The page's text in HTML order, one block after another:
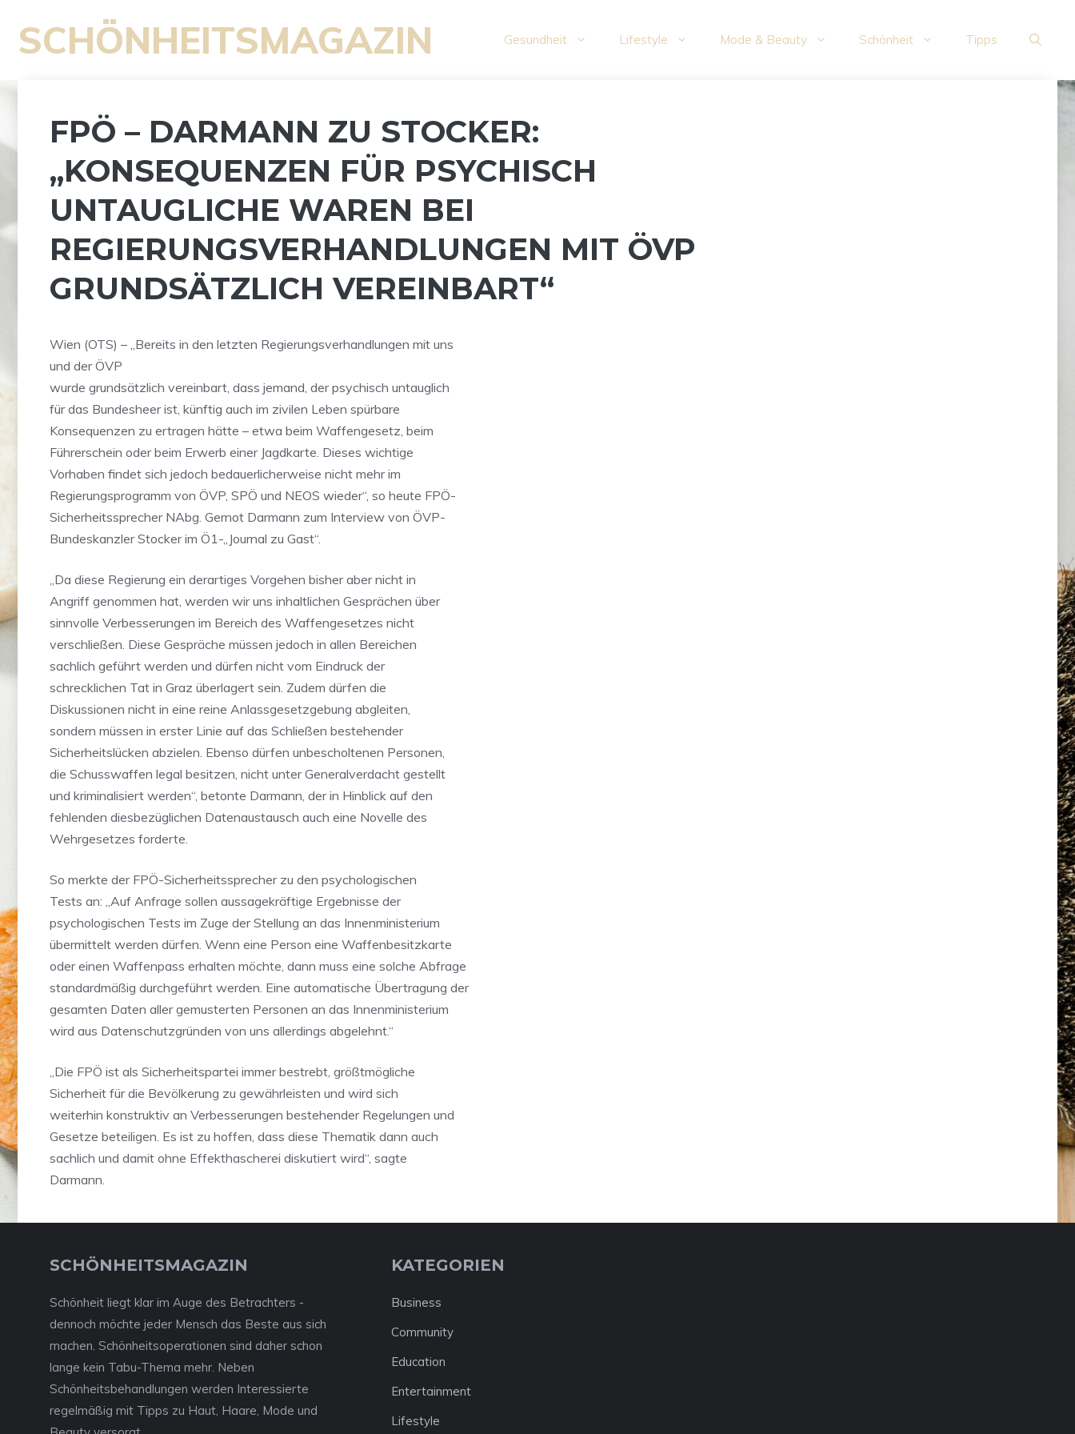
Inhalt
springen
SCHÖNHEITSMAGAZIN Gesundheit Lifestyle Mode & Beauty Schönheit Tipps
FPÖ – DARMANN ZU STOCKER:
„KONSEQUENZEN FÜR PSYCHISCH
UNTAUGLICHE WAREN BEI
REGIERUNGSVERHANDLUNGEN MIT ÖVP
GRUNDSÄTZLICH VEREINBART“
Wien (OTS) – „Bereits in den letzten Regierungsverhandlungen mit uns
und der ÖVP
wurde grundsätzlich vereinbart, dass jemand, der psychisch untauglich
für das Bundesheer ist, künftig auch im zivilen Leben spürbare
Konsequenzen zu ertragen hätte – etwa beim Waffengesetz, beim
Führerschein oder beim Erwerb einer Jagdkarte. Dieses wichtige
Vorhaben findet sich jedoch bedauerlicherweise nicht mehr im
Regierungsprogramm von ÖVP, SPÖ und NEOS wieder“, so heute FPÖ-
Sicherheitssprecher NAbg. Gernot Darmann zum Interview von ÖVP-
Bundeskanzler Stocker im Ö1-„Journal zu Gast“.
„Da diese Regierung ein derartiges Vorgehen bisher aber nicht in
Angriff genommen hat, werden wir uns inhaltlichen Gesprächen über
sinnvolle Verbesserungen im Bereich des Waffengesetzes nicht
verschließen. Diese Gespräche müssen jedoch in allen Bereichen
sachlich geführt werden und dürfen nicht vom Eindruck der
schrecklichen Tat in Graz überlagert sein. Zudem dürfen die
Diskussionen nicht in eine reine Anlassgesetzgebung abgleiten,
sondern müssen in erster Linie auf das Schließen bestehender
Sicherheitslücken abzielen. Ebenso dürfen unbescholtenen Personen,
die Schusswaffen legal besitzen, nicht unter Generalverdacht gestellt
und kriminalisiert werden“, betonte Darmann, der in Hinblick auf den
fehlenden diesbezüglichen Datenaustausch auch eine Novelle des
Wehrgesetzes forderte.
So merkte der FPÖ-Sicherheitssprecher zu den psychologischen
Tests an: „Auf Anfrage sollen aussagekräftige Ergebnisse der
psychologischen Tests im Zuge der Stellung an das Innenministerium
übermittelt werden dürfen. Wenn eine Person eine Waffenbesitzkarte
oder einen Waffenpass erhalten möchte, dann muss eine solche Abfrage
standardmäßig durchgeführt werden. Eine automatische Übertragung der
gesamten Daten aller gemusterten Personen an das Innenministerium
wird aus Datenschutzgründen von uns allerdings abgelehnt.“
„Die FPÖ ist als Sicherheitspartei immer bestrebt, größtmögliche
Sicherheit für die Bevölkerung zu gewährleisten und wird sich
weiterhin konstruktiv an Verbesserungen bestehender Regelungen und
Gesetze beteiligen. Es ist zu hoffen, dass diese Thematik dann auch
sachlich und damit ohne Effekthascherei diskutiert wird“, sagte
Darmann.
SCHÖNHEITSMAGAZIN
Schönheit liegt klar im Auge des Betrachters -
dennoch möchte jeder Mensch das Beste aus sich
machen. Schönheitsoperationen sind daher schon
lange kein Tabu-Thema mehr. Neben
Schönheitsbehandlungen werden Interessierte
regelmäßig mit Tipps zu Haut, Haare, Mode und
KATEGORIEN
Business
Community
Education
Entertainment
Lifestyle